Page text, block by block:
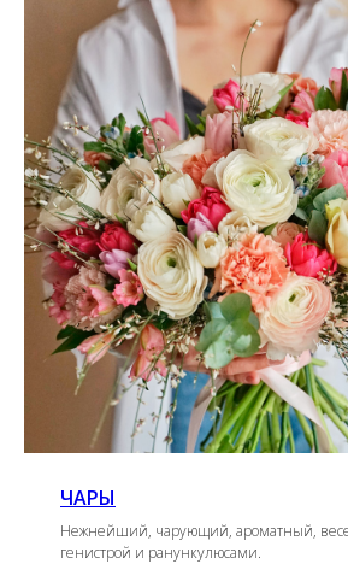
ЧАРЫ
Нежнейший, чарующий, ароматный,
генистрой и ранункулюсами.